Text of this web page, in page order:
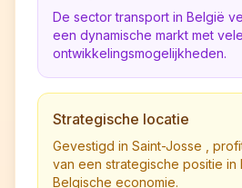
De sector transport in België
een dynamische markt met vele
ontwikkelingsmogelijkheden.
Strategische locatie
Gevestigd in Saint-Josse ,
van een strategische positie in
Belgische economie.